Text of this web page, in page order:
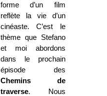
forme d’un film
reflète la vie d’un
cinéaste. C’est le
thème que Stefano
et moi abordons
dans le prochain
épisode des
Chemins de
traverse. Nous